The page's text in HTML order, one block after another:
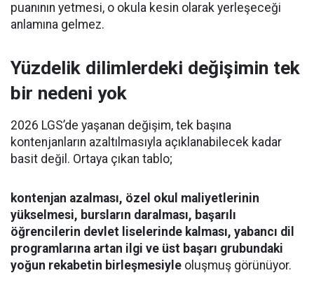
puanının yetmesi, o okula kesin olarak yerleşeceği
anlamına gelmez.
Yüzdelik dilimlerdeki değişimin tek
bir nedeni yok
2026 LGS’de yaşanan değişim, tek başına
kontenjanların azaltılmasıyla açıklanabilecek kadar
basit değil. Ortaya çıkan tablo;
kontenjan azalması, özel okul maliyetlerinin
yükselmesi, bursların daralması, başarılı
öğrencilerin devlet liselerinde kalması, yabancı dil
programlarına artan ilgi ve üst başarı grubundaki
yoğun rekabetin birleşmesiyle oluşmuş görünüyor.